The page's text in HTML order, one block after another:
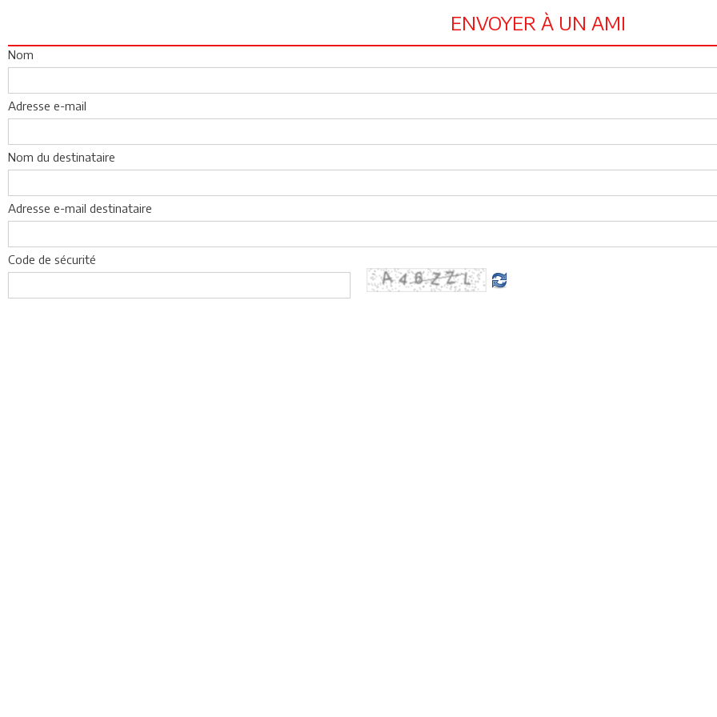
ENVOYER À UN AMI
Nom
Adresse e-mail
Nom du destinataire
Adresse e-mail destinataire
Code de sécurité